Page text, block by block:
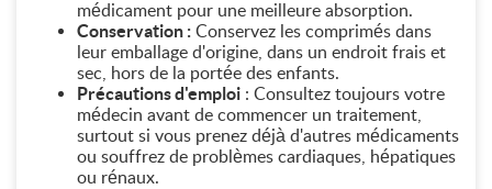
médicament pour une meilleure absorption.
Conservation : Conservez les comprimés dans
leur emballage d'origine, dans un endroit frais et
sec, hors de la portée des enfants.
Précautions d'emploi : Consultez toujours votre
médecin avant de commencer un traitement,
surtout si vous prenez déjà d'autres médicaments
ou souffrez de problèmes cardiaques, hépatiques
ou rénaux.